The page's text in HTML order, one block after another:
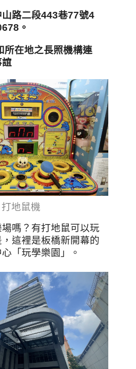
路二段443巷77號4
。
在地之長照機構連
誼
打地鼠機
嗎？有打地鼠可以玩
這裡是板橋新開幕的
「玩學樂園」。